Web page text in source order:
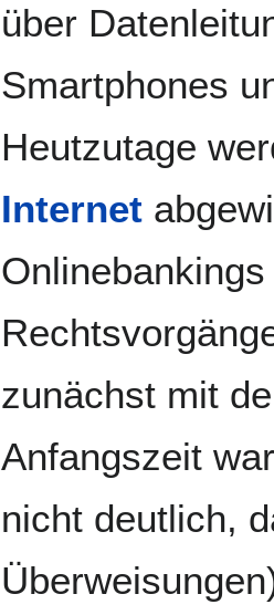
über
Smartphones
Heutzutage
Internet
zunächst mit
Anfangszeit
nicht deutlich,